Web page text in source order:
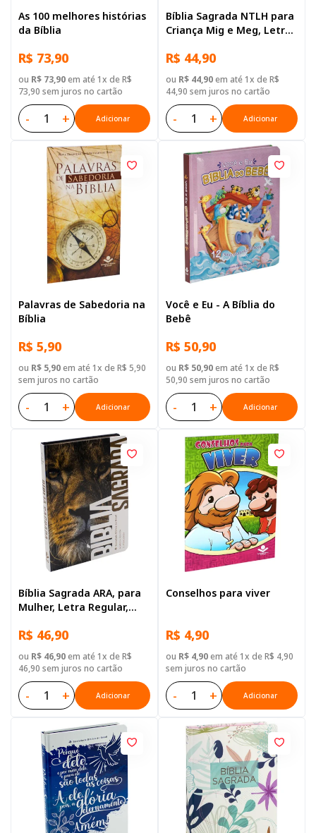
As 100 melhores histórias
da Bíblia
R$ 73,90
ou R$ 73,90em até 1x de R$
73,90 sem juros no cartão
- + Adicionar
Bíblia Sagrada NTLH para
Criança Mig e Meg, Letra
Brochura Ilustrada
R$ 44,90
ou R$ 44,90em até 1x de R$
44,90 sem juros no cartão
- + Adicionar
Palavras de Sabedoria na
Bíblia
R$ 5,90
ou R$ 5,90em até 1x de R$ 5,90
sem juros no cartão
- + Adicionar
Você e Eu - A Bíblia do
Bebê
R$ 50,90
ou R$ 50,90em até 1x de R$
50,90 sem juros no cartão
- + Adicionar
Bíblia Sagrada ARA, para
Mulher, Letra Regular,
R$ 46,90
ou R$ 46,90em até 1x de R$
46,90 sem juros no cartão
- + Adicionar
Conselhos para viver
R$ 4,90
ou R$ 4,90em até 1x de R$ 4,90
sem juros no cartão
- + Adicionar